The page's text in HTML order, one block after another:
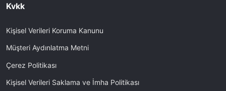
Kvkk
Kişisel Verileri Koruma Kanunu
Müşteri Aydınlatma Metni
Çerez Politikası
Kişisel Verileri Saklama ve İmha Politikası